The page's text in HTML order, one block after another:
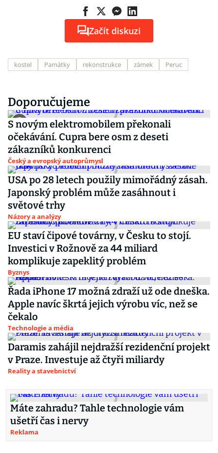
Začít diskuzi
kostel Památky rekonstrukce zámek Peruc
Doporučujeme
S novým elektromobilem překonali
očekávání. Cupra bere osm z deseti
zákazníků konkurenci
Český a evropský autoprůmysl
USA po 28 letech použily mimořádný zásah.
Japonský problém může zasáhnout i
světové trhy
Názory a analýzy
EU staví čipové továrny, v Česku to stojí.
Investici v Rožnově za 44 miliard
komplikuje zapeklitý problém
Byznys
Řada iPhone 17 možná zdraží už ode dneška.
Apple navíc škrtá jejich výrobu víc, než se
čekalo
Technologie a média
Daramis zahájil nejdražší rezidenční projekt
v Praze. Investuje až čtyři miliardy
Reality a stavebnictví
Máte zahradu? Tahle technologie vám
ušetří čas i nervy
Reklama